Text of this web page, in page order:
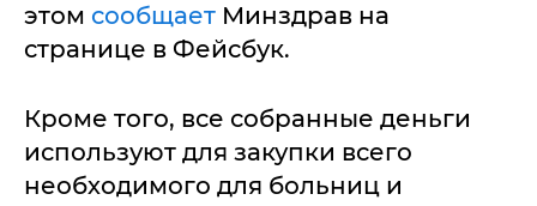
этом сообщает Минздрав на
странице в Фейсбук.
Кроме того, все собранные деньги
используют для закупки всего
необходимого для больниц и